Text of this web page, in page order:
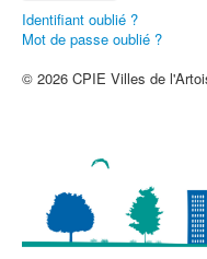
Identifiant oublié ?
Mot de passe oublié ?
© 2026 CPIE Villes de